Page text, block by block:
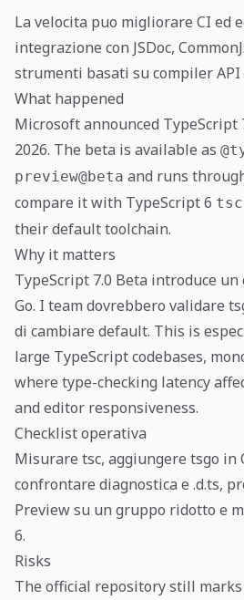
La velocita puo migliorare CI ed
integrazione con JSDoc,
strumenti basati su compiler API
What happened
Microsoft announced TypeScript
2026. The beta is available as
preview@beta and runs
compare it with TypeScript 6 tsc
their default toolchain.
Why it matters
TypeScript 7.0 Beta introduce
Go. I team dovrebbero validare
di cambiare default. This is
large TypeScript codebases,
where type-checking latency
and editor responsiveness.
Checklist operativa
Misurare tsc, aggiungere tsgo in
confrontare diagnostica e .d.ts,
Preview su un gruppo ridotto e
6.
Risks
The official repository still